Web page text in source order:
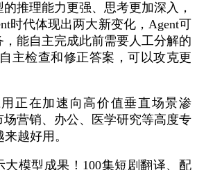
推理能力更强、思考更加深入，
时代体现出两大新变化，Agent可
能自主完成此前需要人工分解的
主检查和修正答案，可以攻克更
正在加速向高价值垂直场景渗
营销、办公、医学研究等高度专
越好用。